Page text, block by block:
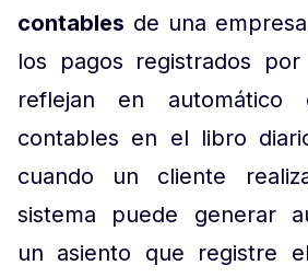
contables de una
los pagos registrados
reflejan en automático
contables en el libro
cuando un cliente
sistema puede generar
un asiento que registre